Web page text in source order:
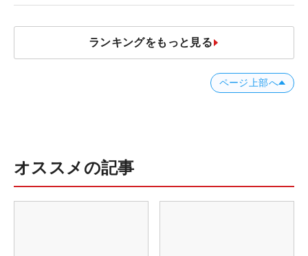
ランキングをもっと見る
ページ上部へ
オススメの記事